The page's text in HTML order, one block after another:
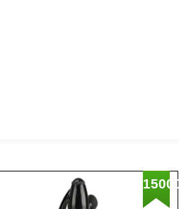
1500000